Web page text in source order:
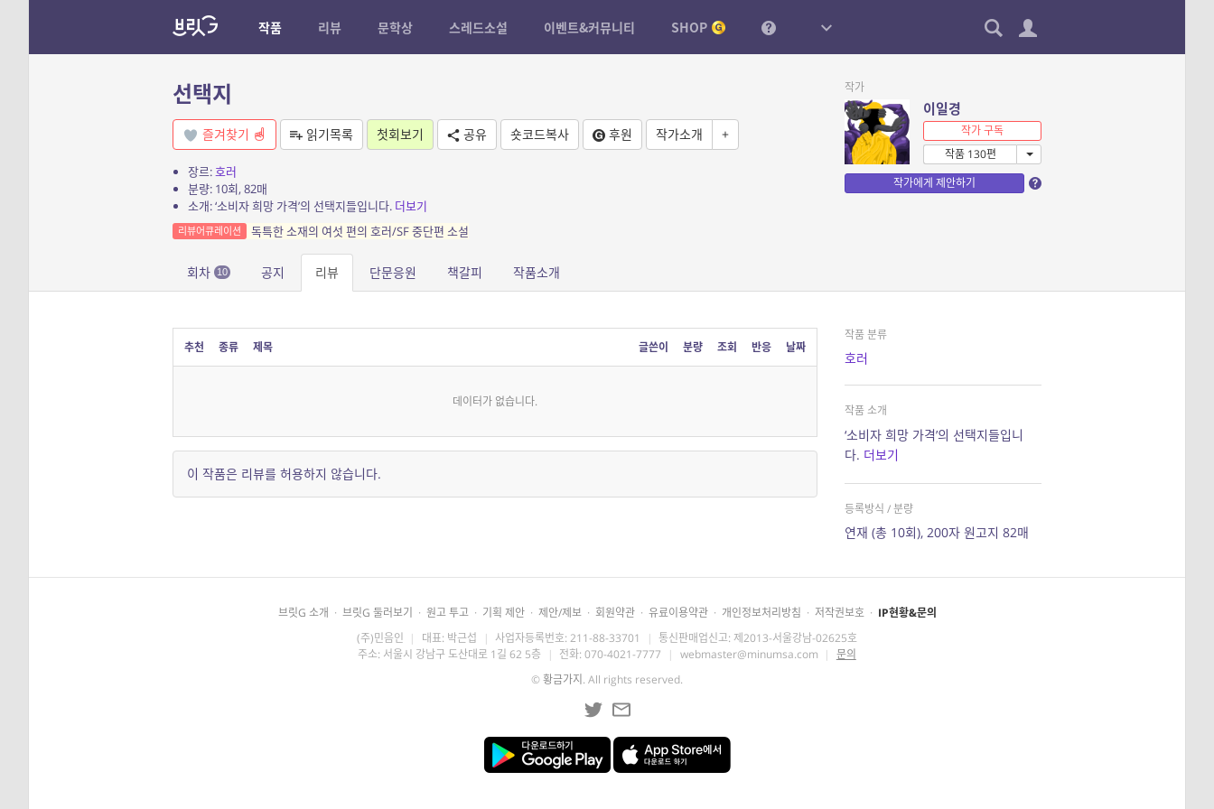
작품 리뷰 문학상 스레드소설 이벤트&커뮤니티 SHOP
선택지
즐겨찾기 읽기목록 첫회보기 공유 숏코드복사 후원 작가소개 +
장르:호러
분량: 10회, 82매
소개: ‘소비자 희망 가격’의 선택지들입니다. 더보기
리뷰어큐레이션 독특한 소재의 여섯 편의 호러/SF 중단편 소설
작가
이일경
작가 구독
작품 130편
작가에게 제안하기
회차 10 공지 리뷰 단문응원 책갈피 작품소개
추천 종류 제목 글쓴이 분량 조회 반응 날짜
데이터가 없습니다.
이 작품은 리뷰를 허용하지 않습니다.
작품 분류
호러
작품 소개
‘소비자 희망 가격’의 선택지들입니
다. 더보기
등록방식 / 분량
연재 (총 10회), 200자 원고지 82매
브릿G 소개 · 브릿G 둘러보기 · 원고 투고 · 기획 제안 · 제안/제보 · 회원약관 · 유료이용약관 · 개인정보처리방침 · 저작권보호 · IP현황&문의
(주)민음인 | 대표: 박근섭 | 사업자등록번호: 211-88-33701 | 통신판매업신고: 제2013-서울강남-02625호
주소: 서울시 강남구 도산대로 1길 62 5층 | 전화: 070-4021-7777 | webmaster@minumsa.com | 문의
©황금가지 . All rights reserved.